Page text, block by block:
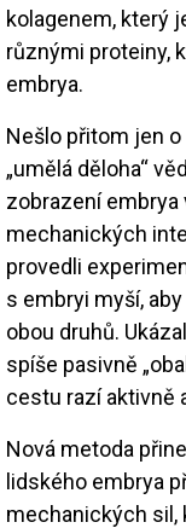
kolagenem, který
různými proteiny,
embrya.
Nešlo přitom jen
„umělá děloha“
zobrazení embrya
mechanických
provedli
s embryi myší,
obou druhů.
spíše pasivně
cestu razí aktivně
Nová metoda
lidského embrya
mechanických sil,